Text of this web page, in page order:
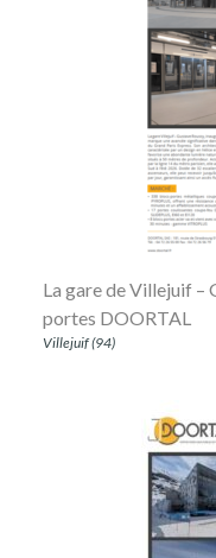
La gare de Villejuif –
portes DOORTAL
Villejuif (94)